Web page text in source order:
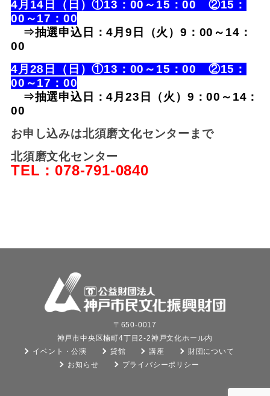
4月14日（日）①13：00～15：00 ②15：
00～17：00
⇒抽選申込日：4月9日（火）9：00～14：
00
4月28日（日）①13：00～15：00 ②15：
00～17：00
⇒抽選申込日：4月23日（火）9：00～14：
00
お申し込みは北須磨文化センターまで
北須磨文化センター
TEL：078-791-0840
〒650-0017
神戸市中央区楠町4丁目2-2神戸文化ホール内
イベント・公演
貸館 講座
財団について
お知らせ
プライバシーポリシー